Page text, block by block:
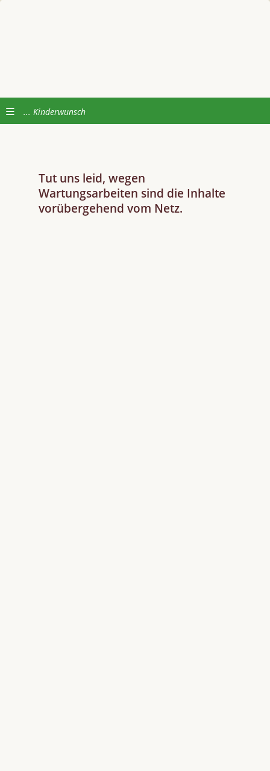
Kinderwunsch
Tut uns leid, wegen
Wartungsarbeiten sind die Inhalte
vorübergehend vom Netz.